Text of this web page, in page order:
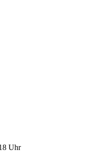
Uhr